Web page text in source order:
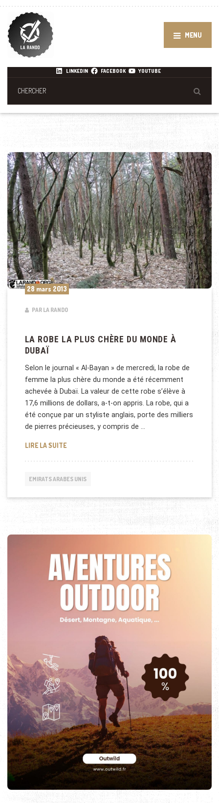
MENU
LINKEDIN FACEBOOK YOUTUBE
28 mars 2013
PAR LA RANDO
LA ROBE LA PLUS CHÈRE DU MONDE À
DUBAÏ
Selon le journal « Al-Bayan » de mercredi, la robe de
femme la plus chère du monde a été récemment
achevée à Dubaï. La valeur de cette robe s’élève à
17,6 millions de dollars, a-t-on appris. La robe, qui a
été conçue par un styliste anglais, porte des milliers
de pierres précieuses, y compris de …
LIRE LA SUITELA ROBE LA PLUS CHÈRE DU MONDE À DUBAÏ
EMIRATS ARABES UNIS